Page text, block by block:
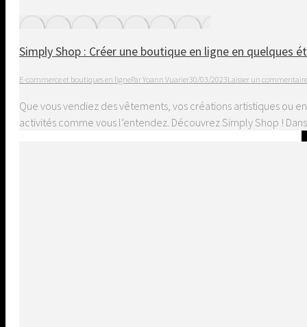
Simply Shop : Créer une boutique en ligne en quelques
E-commerce et boutiques en ligneParYoann Vuarier30/03/2023Laisser un commentaire
Que vous vendiez des vêtements, vos créations artistiques
activités comme vous l’entendez. Découvrez Simply Shop !